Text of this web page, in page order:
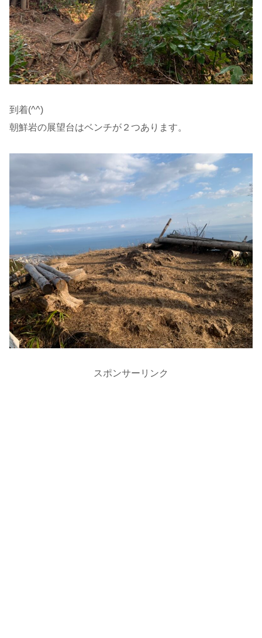
到着(^^)
朝鮮岩の展望台はベンチが２つあります。
スポンサーリンク